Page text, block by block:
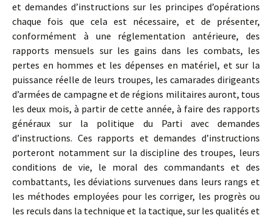
et demandes d’instructions sur les principes d’opérations
chaque fois que cela est nécessaire, et de présenter,
conformément à une réglementation antérieure, des
rapports mensuels sur les gains dans les combats, les
pertes en hommes et les dépenses en matériel, et sur la
puissance réelle de leurs troupes, les camarades dirigeants
d’armées de campagne et de régions militaires auront, tous
les deux mois, à partir de cette année, à faire des rapports
généraux sur la politique du Parti avec demandes
d’instructions. Ces rapports et demandes d’instructions
porteront notamment sur la discipline des troupes, leurs
conditions de vie, le moral des commandants et des
combattants, les déviations survenues dans leurs rangs et
les méthodes employées pour les corriger, les progrès ou
les reculs dans la technique et la tactique, sur les qualités et